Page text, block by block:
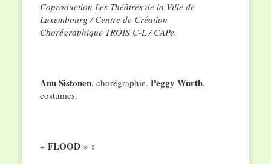
Coproduction Les Théâtres de la Ville de
Luxembourg / Centre de Création
Chorégraphique TROIS C-L / CAPe.
Anu Sistonen, chorégraphie. Peggy Wurth,
costumes.
« FLOOD » :